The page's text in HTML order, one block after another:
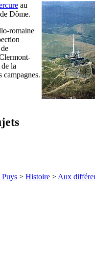
au
Dôme.
romaine
la
campagnes.
Puys > Histoire > Aux